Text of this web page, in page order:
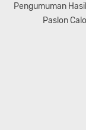
Pengumuman
Paslon